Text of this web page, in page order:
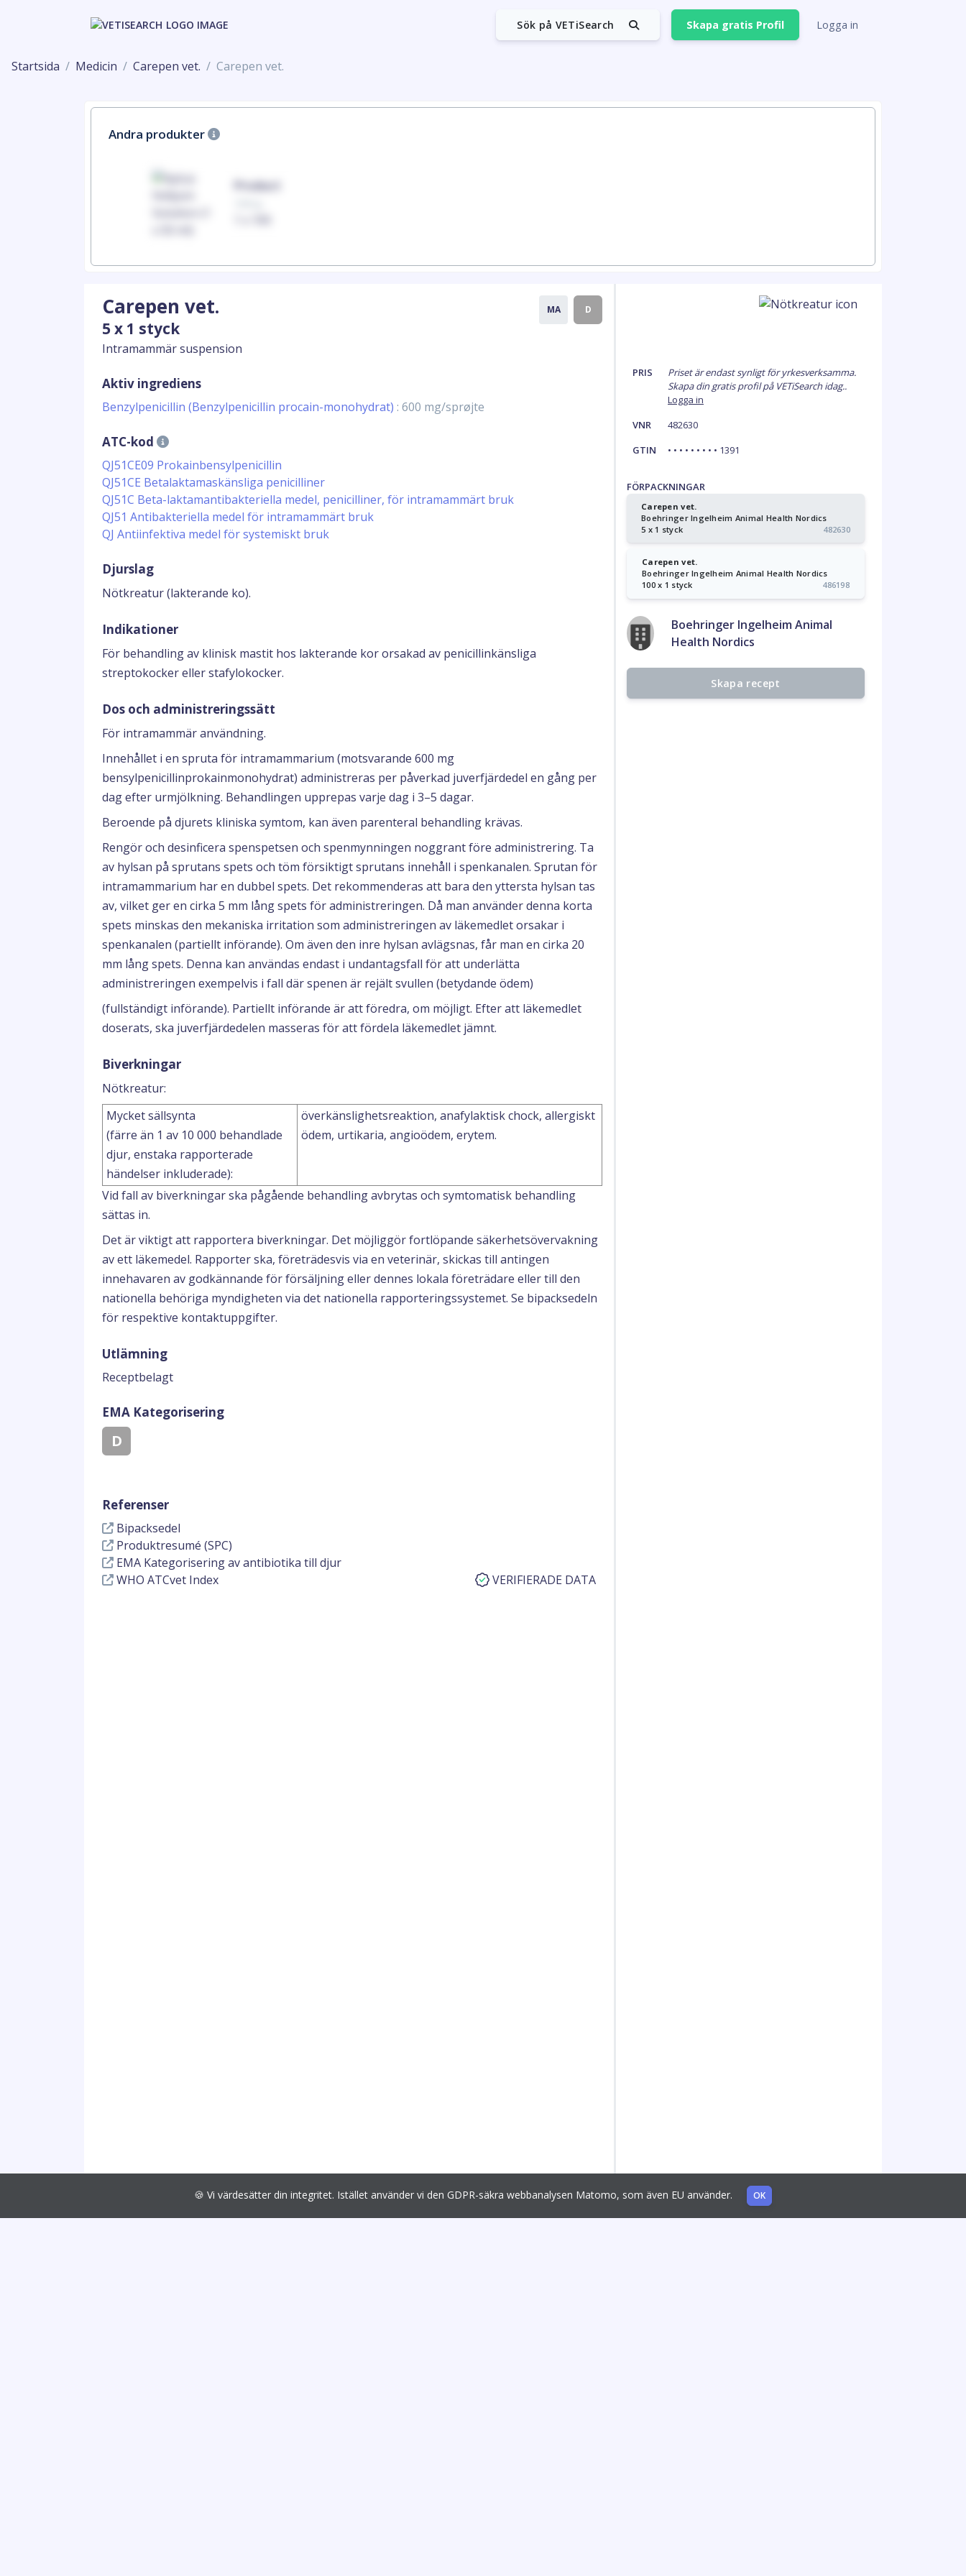
Sök på VETiSearch Skapa gratis Profil Logga in
Startsida Medicin Carepen vet. Carepen vet.
Andra produkter
Product
Carepen vet.
5 x 1 styck
Intramammär suspension
MA D
Aktiv ingrediens
Benzylpenicillin (Benzylpenicillin procain-monohydrat) : 600 mg/sprøjte
ATC-kod
QJ51CE09 Prokainbensylpenicillin
QJ51CE Betalaktamaskänsliga penicilliner
QJ51C Beta-laktamantibakteriella medel, penicilliner, för intramammärt bruk
QJ51 Antibakteriella medel för intramammärt bruk
QJ Antiinfektiva medel för systemiskt bruk
Djurslag
Nötkreatur (lakterande ko).
Indikationer
För behandling av klinisk mastit hos lakterande kor orsakad av penicillinkänsliga
streptokocker eller stafylokocker.
Dos och administreringssätt
För intramammär användning.
Innehållet i en spruta för intramammarium (motsvarande 600 mg
bensylpenicillinprokainmonohydrat) administreras per påverkad juverfjärdedel en gång per
dag efter urmjölkning. Behandlingen upprepas varje dag i 3–5 dagar.
Beroende på djurets kliniska symtom, kan även parenteral behandling krävas.
Rengör och desinficera spenspetsen och spenmynningen noggrant före administrering. Ta
av hylsan på sprutans spets och töm försiktigt sprutans innehåll i spenkanalen. Sprutan för
intramammarium har en dubbel spets. Det rekommenderas att bara den yttersta hylsan tas
av, vilket ger en cirka 5 mm lång spets för administreringen. Då man använder denna korta
spets minskas den mekaniska irritation som administreringen av läkemedlet orsakar i
spenkanalen (partiellt införande). Om även den inre hylsan avlägsnas, får man en cirka 20
mm lång spets. Denna kan användas endast i undantagsfall för att underlätta
administreringen exempelvis i fall där spenen är rejält svullen (betydande ödem)
(fullständigt införande). Partiellt införande är att föredra, om möjligt. Efter att läkemedlet
doserats, ska juverfjärdedelen masseras för att fördela läkemedlet jämnt.
Biverkningar
Nötkreatur:
Mycket sällsynta
(färre än 1 av 10 000 behandlade
djur, enstaka rapporterade
händelser inkluderade):
överkänslighetsreaktion, anafylaktisk chock, allergiskt
ödem, urtikaria, angioödem, erytem.
Vid fall av biverkningar ska pågående behandling avbrytas och symtomatisk behandling
sättas in.
Det är viktigt att rapportera biverkningar. Det möjliggör fortlöpande säkerhetsövervakning
av ett läkemedel. Rapporter ska, företrädesvis via en veterinär, skickas till antingen
innehavaren av godkännande för försäljning eller dennes lokala företrädare eller till den
nationella behöriga myndigheten via det nationella rapporteringssystemet. Se bipacksedeln
för respektive kontaktuppgifter.
Utlämning
Receptbelagt
EMA Kategorisering
D
Referenser
Bipacksedel
Produktresumé (SPC)
EMA Kategorisering av antibiotika till djur
WHO ATCvet Index
VERIFIERADE DATA
PRIS
Priset är endast synligt för yrkesverksamma.
Skapa din gratis profil på VETiSearch idag..
Logga in
VNR
482630
GTIN
• • • • • • • • • 1391
FÖRPACKNINGAR
Carepen vet.
Boehringer Ingelheim Animal Health Nordics
5 x 1 styck
482630
Carepen vet.
Boehringer Ingelheim Animal Health Nordics
100 x 1 styck
486198
Boehringer Ingelheim Animal
Health Nordics
Skapa recept
🍪 Vi värdesätter din integritet. Istället använder vi den GDPR-säkra webbanalysen Matomo, som även EU använder. OK